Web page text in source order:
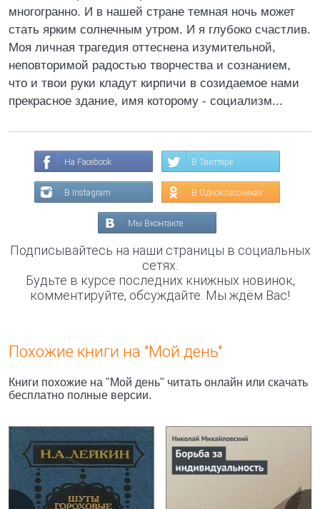
многогранно. И в нашей стране темная ночь может
стать ярким солнечным утром. И я глубоко счастлив.
Моя личная трагедия оттеснена изумительной,
неповторимой радостью творчества и сознанием,
что и твои руки кладут кирпичи в созидаемое нами
прекрасное здание, имя которому - социализм...
На Facebook В Твиттере
В Instagram В Одноклассниках
Мы Вконтакте
Подписывайтесь на наши страницы в социальных
сетях.
Будьте в курсе последних книжных новинок,
комментируйте, обсуждайте. Мы ждём Вас!
Похожие книги на "Мой день"
Книги похожие на "Мой день" читать онлайн или скачать
бесплатно полные версии.